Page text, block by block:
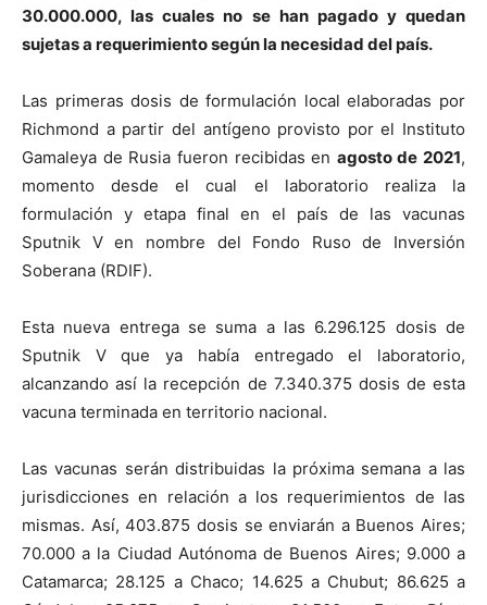
30.000.000, las cuales no se han pagado y quedan
sujetas a requerimiento según la necesidad del país.
Las primeras dosis de formulación local elaboradas por
Richmond a partir del antígeno provisto por el Instituto
Gamaleya de Rusia fueron recibidas en agosto de 2021,
momento desde el cual el laboratorio realiza la
formulación y etapa final en el país de las vacunas
Sputnik V en nombre del Fondo Ruso de Inversión
Soberana (RDIF).
Esta nueva entrega se suma a las 6.296.125 dosis de
Sputnik V que ya había entregado el laboratorio,
alcanzando así la recepción de 7.340.375 dosis de esta
vacuna terminada en territorio nacional.
Las vacunas serán distribuidas la próxima semana a las
jurisdicciones en relación a los requerimientos de las
mismas. Así, 403.875 dosis se enviarán a Buenos Aires;
70.000 a la Ciudad Autónoma de Buenos Aires; 9.000 a
Catamarca; 28.125 a Chaco; 14.625 a Chubut; 86.625 a